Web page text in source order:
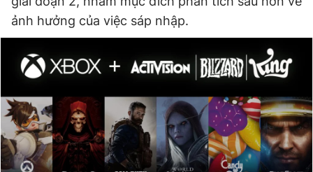
Đặt báo Quảng cáo RSS Tòa soạn
Tổng biên tập: Nguyễn Ngọc Toàn
Phó tổng biên tập thường trực: Hải Thành
Phó tổng biên tập: Lâm Hiếu Dũng
Tổng thư ký tòa soạn: Đức Trung
Giấy phép xuất bản số 110/GP - BTTTT cấp ngày 24.3.2020
© 2003-2026 Bản quyền thuộc về Báo Thanh Niên. Cấm sao
chép dưới mọi hình thức nếu không có sự chấp thuận bằng văn
bản. Phát triển bởi ePi Technologies, JSC.
ảnh hưởng của việc sáp nhập.